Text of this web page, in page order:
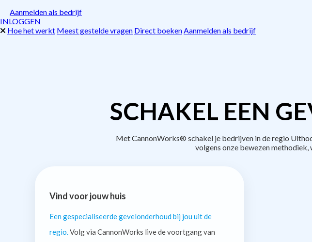
Aanmelden als bedrijf
INLOGGEN
Hoe het werkt Meest gestelde vragen Direct boekenAanmelden als bedrijf
SCHAKEL EEN
Met CannonWorks® schakel je bedrijven in de regio
volgens onze bewezen
Vind voor jouw huis
Een gespecialiseerde gevelonderhoud bij jou uit de
regio. Volg via CannonWorks live de voortgang van